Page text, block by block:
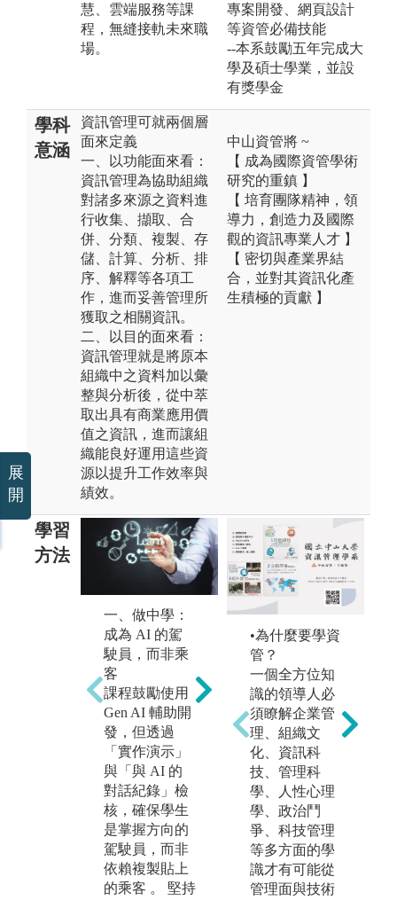
慧、雲端服務等課
程，無縫接軌未來職
場。
專案開發、網頁設計
等資管必備技能
--本系鼓勵五年完成大
學及碩士學業，並設
有獎學金
學科
意涵
資訊管理可就兩個層
面來定義
一、以功能面來看：
資訊管理為協助組織
對諸多來源之資料進
行收集、擷取、合
併、分類、複製、存
儲、計算、分析、排
序、解釋等各項工
作，進而妥善管理所
獲取之相關資訊。
二、以目的面來看：
資訊管理就是將原本
組織中之資料加以彙
整與分析後，從中萃
取出具有商業應用價
值之資訊，進而讓組
織能良好運用這些資
源以提升工作效率與
績效。
中山資管將 ~
【 成為國際資管學術
研究的重鎮 】
【 培育團隊精神，領
導力，創造力及國際
觀的資訊專業人才 】
【 密切與產業界結
合，並對其資訊化產
生積極的貢獻 】
學習
方法
一、做中學：
成為 AI 的駕
駛員，而非乘
客
課程鼓勵使用
Gen AI 輔助開
發，但透過
「實作演示」
與「與 AI 的
對話紀錄」檢
核，確保學生
是掌握方向的
駕駛員，而非
依賴複製貼上
的乘客 。 堅持
二、自主學
習：探索 AI
的前瞻應用
本系鼓勵學生
在課程中自主
探索新興科
技。
新技術的導
入，學生需主
動研究如何將
最新的 Gen AI
技術應用於系
統開發流程中
。
•為什麼要學資
管？
一個全方位知
識的領導人必
須瞭解企業管
理、組織文
化、資訊科
技、管理科
學、人性心理
學、政治鬥
爭、科技管理
等多方面的學
識才有可能從
管理面與技術
展
開